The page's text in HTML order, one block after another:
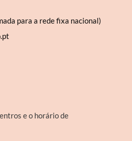
para a rede fixa nacional)
e o horário de